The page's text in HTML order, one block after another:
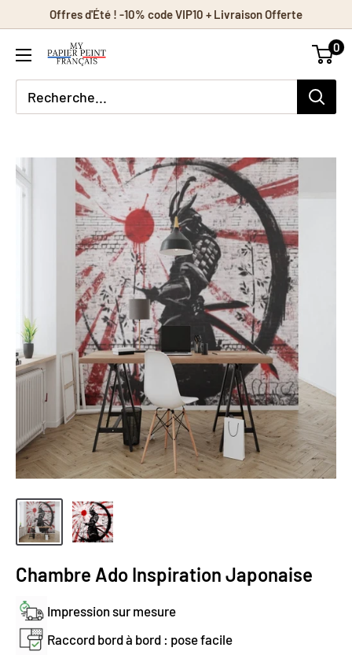
contenu
Offres d'Été ! -10% code VIP10 + Livraison Offerte
0
Chambre Ado Inspiration Japonaise
Impression sur mesure
Raccord bord à bord : pose facile